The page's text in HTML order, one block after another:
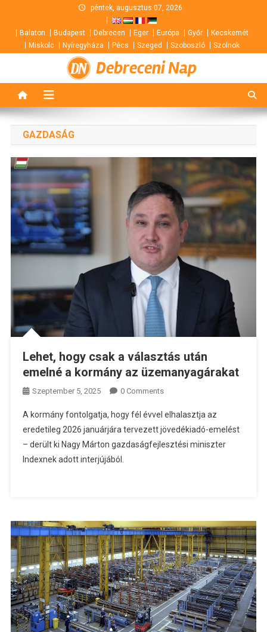
content
péntek, augusztus 07, 2026
Balaton Budapest Debrecen Eger Európa Győr
Kecskemét
Miskolc
Nyíregyháza Pécs Szeged Szoboszló Szolnok
Debreceni Nap
GAZDASÁG
Lehet, hogy csak a választás után
emelné a kormány az üzemanyagárakat
Szeptember 5, 2025 0 Comments
A kormány fontolgatja, hogy fél évvel elhalasztja az
eredetileg 2026 januárjára tervezett jövedékiadó-emelést
– derült ki Nagy Márton gazdaságfejlesztési miniszter
Indexnek adott interjújából.